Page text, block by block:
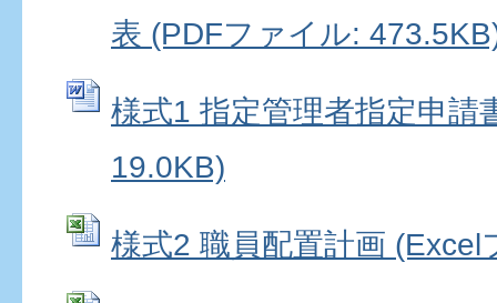
表 (PDFファイル:
様式1 指定管理者指定申請
19.0KB)
様式2 職員配置計画